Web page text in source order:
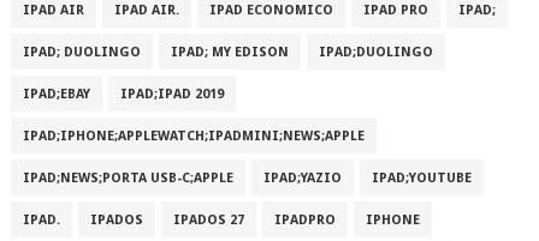
IPAD AIR IPAD AIR. IPAD ECONOMICO IPAD PRO IPAD;
IPAD; DUOLINGO IPAD; MY EDISON IPAD;DUOLINGO
IPAD;EBAY IPAD;IPAD 2019
IPAD;IPHONE;APPLEWATCH;IPADMINI;NEWS;APPLE
IPAD;NEWS;PORTA USB-C;APPLE IPAD;YAZIO IPAD;YOUTUBE
IPAD. IPADOS IPADOS 27 IPADPRO IPHONE